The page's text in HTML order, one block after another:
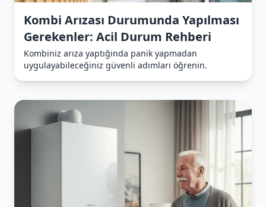
Kombi Arızası Durumunda Yapılması
Gerekenler: Acil Durum Rehberi
Kombiniz arıza yaptığında panik yapmadan
uygulayabileceğiniz güvenli adımları öğrenin.